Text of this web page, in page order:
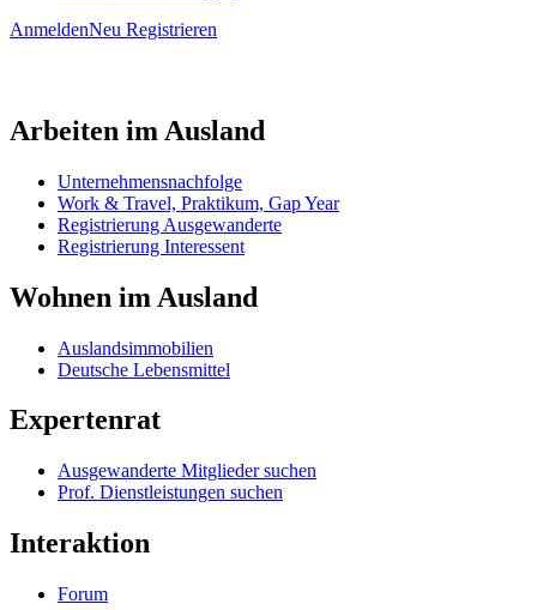
AnmeldenNeu Registrieren
Arbeiten im Ausland
Unternehmensnachfolge
Work & Travel, Praktikum, Gap Year
Registrierung Ausgewanderte
Registrierung Interessent
Wohnen im Ausland
Auslandsimmobilien
Deutsche Lebensmittel
Expertenrat
Ausgewanderte Mitglieder suchen
Prof. Dienstleistungen suchen
Interaktion
Forum